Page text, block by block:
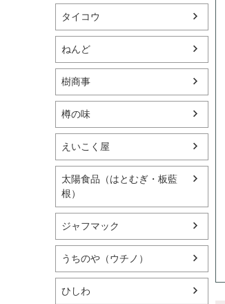
タイコウ
ねんど
樹商事
樽の味
えいこく屋
太陽食品（はとむぎ・板藍
根）
ジャフマック
うちのや（ウチノ）
ひしわ